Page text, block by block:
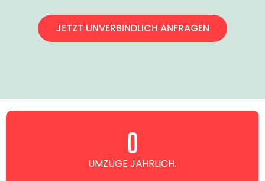
JETZT UNVERBINDLICH ANFRAGEN
UMZÜGE JÄHRLICH.
0